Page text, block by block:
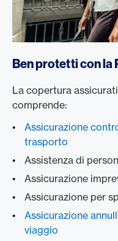
Ben protetti con la
La copertura
comprende:
Assicurazione
trasporto
Assistenza di
Assicurazione
Assicurazione per
Assicurazione
viaggio